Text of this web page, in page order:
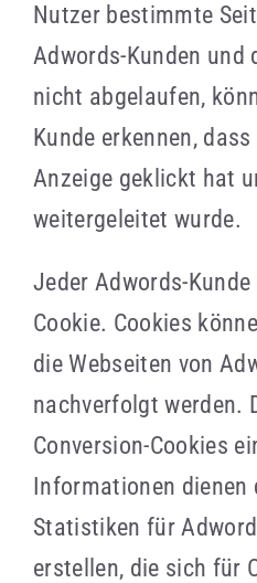
Nutzer bestimmte
Adwords-Kunden und
nicht abgelaufen,
Kunde erkennen,
Anzeige geklickt hat
weitergeleitet wurde.
Jeder Adwords-
Cookie. Cookies
die Webseiten von
nachverfolgt werden.
Conversion-Cookies
Informationen dienen
Statistiken für
erstellen, die sich für